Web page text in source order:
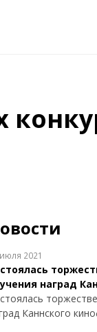
2021
наград
Каннского